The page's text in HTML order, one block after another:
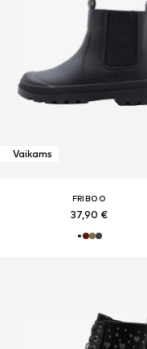
Vaikams
FRIBOO
37,90 €